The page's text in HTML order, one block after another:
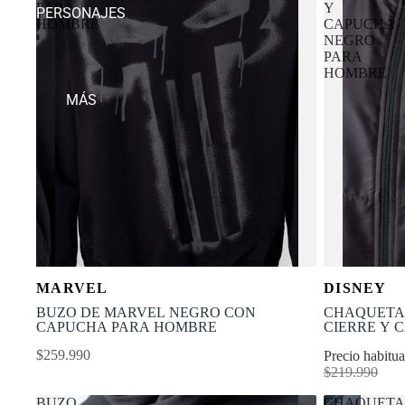
PERSONAJES
MÁS
PARA
HOMBRE
XS S M L XL
MARVEL
BUZO DE MARVEL NEGRO CON
CAPUCHA PARA HOMBRE
$259.990
Y
CAPUCHA
NEGRO
PARA
HOMBRE
-50% OFF
XS
DISNEY
CIERRE Y
Precio
$219.990